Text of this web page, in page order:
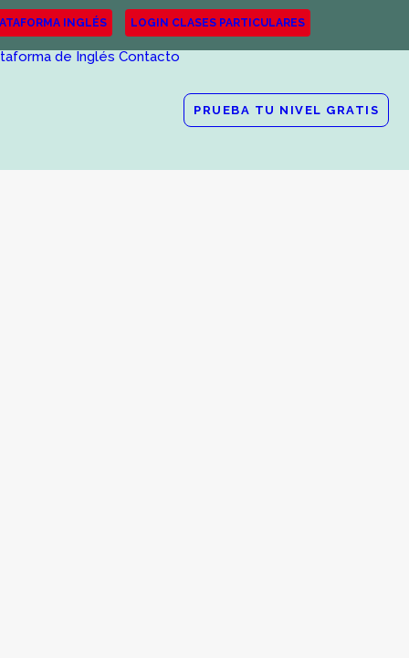
INGLÉS LOGIN CLASES PARTICULARES
de Inglés Contacto
PRUEBA TU NIVEL GRATIS